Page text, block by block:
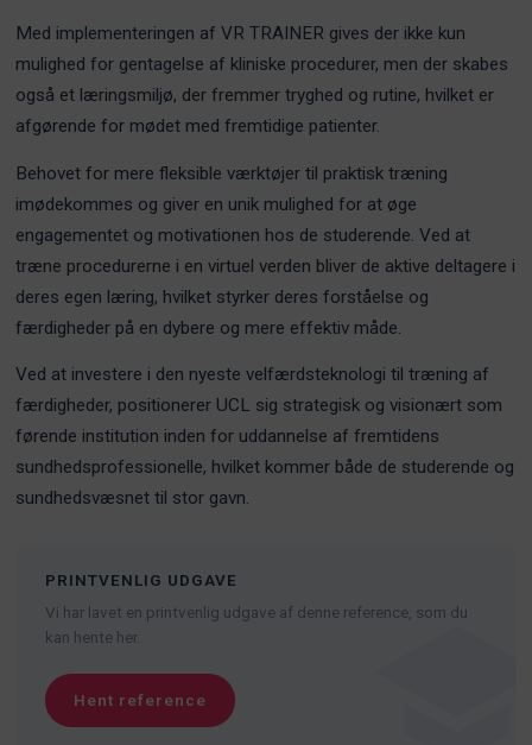
Med implementeringen af VR TRAINER gives der ikke kun
mulighed for gentagelse af kliniske procedurer, men der skabes
også et læringsmiljø, der fremmer tryghed og rutine, hvilket er
afgørende for mødet med fremtidige patienter.
Behovet for mere fleksible værktøjer til praktisk træning
imødekommes og giver en unik mulighed for at øge
engagementet og motivationen hos de studerende. Ved at
træne procedurerne i en virtuel verden bliver de aktive deltagere i
deres egen læring, hvilket styrker deres forståelse og
færdigheder på en dybere og mere effektiv måde.
Ved at investere i den nyeste velfærdsteknologi til træning af
færdigheder, positionerer UCL sig strategisk og visionært som
førende institution inden for uddannelse af fremtidens
sundhedsprofessionelle, hvilket kommer både de studerende og
sundhedsvæsnet til stor gavn.
PRINTVENLIG UDGAVE
Vi har lavet en printvenlig udgave af denne reference, som du
kan hente her.
Hent reference